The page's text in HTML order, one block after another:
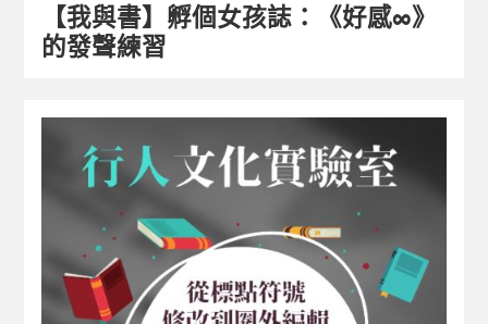
【我與書】孵個女孩誌：《好感∞》
的發聲練習